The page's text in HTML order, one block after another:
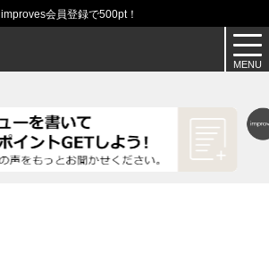
improves会員登録で500pt！